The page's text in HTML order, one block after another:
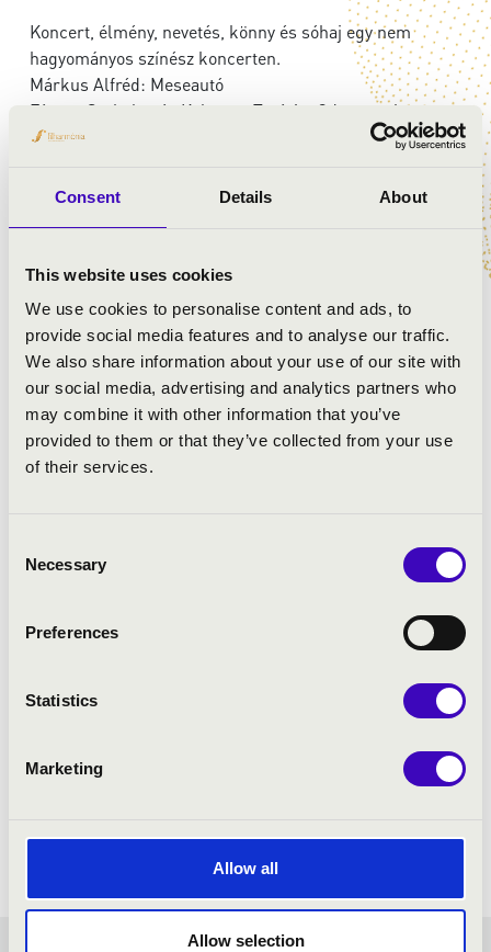
Consent Details About
This website uses cookies
We use cookies to personalise content and ads, to
provide social media features and to analyse our traffic.
We also share information about your use of our site with
our social media, advertising and analytics partners who
may combine it with other information that you’ve
provided to them or that they’ve collected from your use
of their services.
Selection
Necessary
Preferences
Statistics
Marketing
Allow all
Allow selection
Koncert, élmény, nevetés, könny és sóhaj egy nem
hagyományos színész koncerten.
Márkus Alfréd: Meseautó
Fényes Szabolcs és Kelemen Terézia: Oda vagyok
magáért
Ránki György: Hattyúdal - Villa Negra
Eisemann M./Somogyi Gy./Zágon I.: Szerelemhez nem